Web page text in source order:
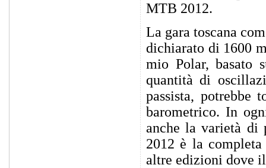
MTB 2012.
La gara toscana
dichiarato di 1600
mio Polar, basato
quantità di
passista, potrebbe
barometrico. In
anche la varietà di
2012 è la
altre edizioni dove il